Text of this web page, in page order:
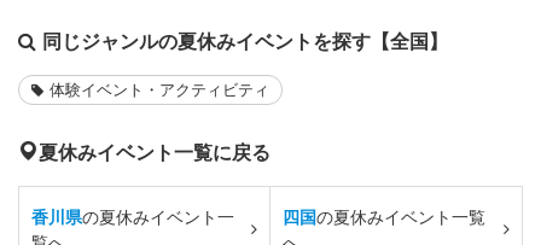
同じジャンルの夏休みイベントを探す【全国】
体験イベント・アクティビティ
夏休みイベント一覧に戻る
香川県の夏休みイベント一
四国の夏休みイベント一覧